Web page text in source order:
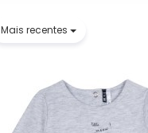
Mais recentes